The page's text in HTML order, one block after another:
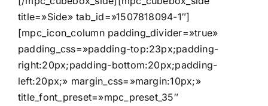
title=»Side» tab_id=»1507818094-1″]
[mpc_icon_column padding_divider=»true»
padding_css=»padding-top:23px;padding-
right:20px;padding-bottom:20px;padding-
left:20px;» margin_css=»margin:10px;»
title_font_preset=»mpc_preset_35″